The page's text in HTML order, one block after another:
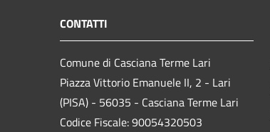
CONTATTI
Comune di Casciana Terme Lari
Piazza Vittorio Emanuele II, 2 - Lari
(PISA) - 56035 - Casciana Terme Lari
Codice Fiscale: 90054320503